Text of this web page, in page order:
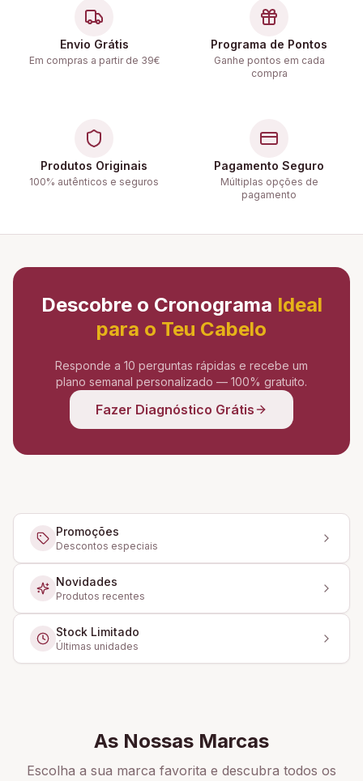
Envio Grátis
Em compras a partir de 39€
Programa de Pontos
Ganhe pontos em cada
compra
Produtos Originais
100% autênticos e seguros
Pagamento Seguro
Múltiplas opções de
pagamento
Descobre o Cronograma Ideal
para o Teu Cabelo
Responde a 10 perguntas rápidas e recebe um
plano semanal personalizado — 100% gratuito.
Fazer Diagnóstico Grátis
Promoções
Descontos especiais
Novidades
Produtos recentes
Stock Limitado
Últimas unidades
As Nossas Marcas
Escolha a sua marca favorita e descubra todos os